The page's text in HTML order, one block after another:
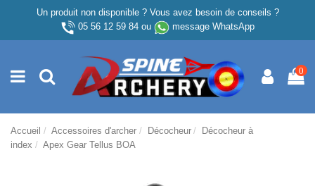
Un produit non disponible ? Vous avez besoin de conseils ?
05 56 12 59 84ou message WhatsApp
0
Accueil Accessoires d'archer Décocheur
Décocheur à
index
Apex Gear Tellus BOA